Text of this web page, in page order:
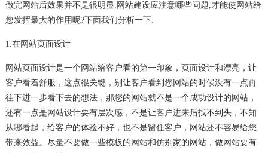
做完网站后效果并不是很明显.网站建设应注意哪些问题,才能使网站给
您发挥最大的作用呢?下面我们分析一下:
1.在网站页面设计
网站页面设计是一个网站给客户看的第一印象，页面设计和漂亮，让
客户看着舒服，这点很关键，别让客户看到您网站的时候没有一点再
往下进一步看下去的想法，那您的网站就不是一个成功设计的网 站，
还有一点是网站设计要有层次感，不是让客户进来后找不到头，不知
从哪看起，给客户的体验不好，也不是留住客户，网站还不容易给您
带来效益。尽量不要做一些模板的网站和仿别家的网站，做网站要有